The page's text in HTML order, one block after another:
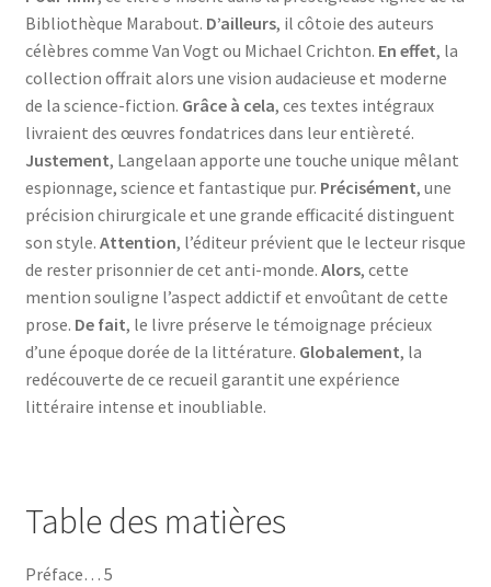
Bibliothèque Marabout. D’ailleurs, il côtoie des auteurs
célèbres comme Van Vogt ou Michael Crichton. En effet, la
collection offrait alors une vision audacieuse et moderne
de la science-fiction. Grâce à cela, ces textes intégraux
livraient des œuvres fondatrices dans leur entièreté.
Justement, Langelaan apporte une touche unique mêlant
espionnage, science et fantastique pur. Précisément, une
précision chirurgicale et une grande efficacité distinguent
son style. Attention, l’éditeur prévient que le lecteur risque
de rester prisonnier de cet anti-monde. Alors, cette
mention souligne l’aspect addictif et envoûtant de cette
prose. De fait, le livre préserve le témoignage précieux
d’une époque dorée de la littérature. Globalement, la
redécouverte de ce recueil garantit une expérience
littéraire intense et inoubliable.
Table des matières
Préface… 5